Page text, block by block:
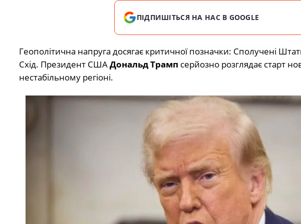
ПІДПИШІТЬСЯ НА НАС В GOOGLE
Геополітична напруга досягає критичної позначки: Сполучені
Схід. Президент СШАДональд Трамп серйозно розглядає старт
нестабільному регіоні.